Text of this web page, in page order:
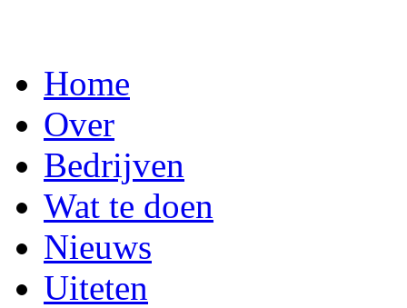
Home
Over
Bedrijven
Wat te doen
Nieuws
Uiteten